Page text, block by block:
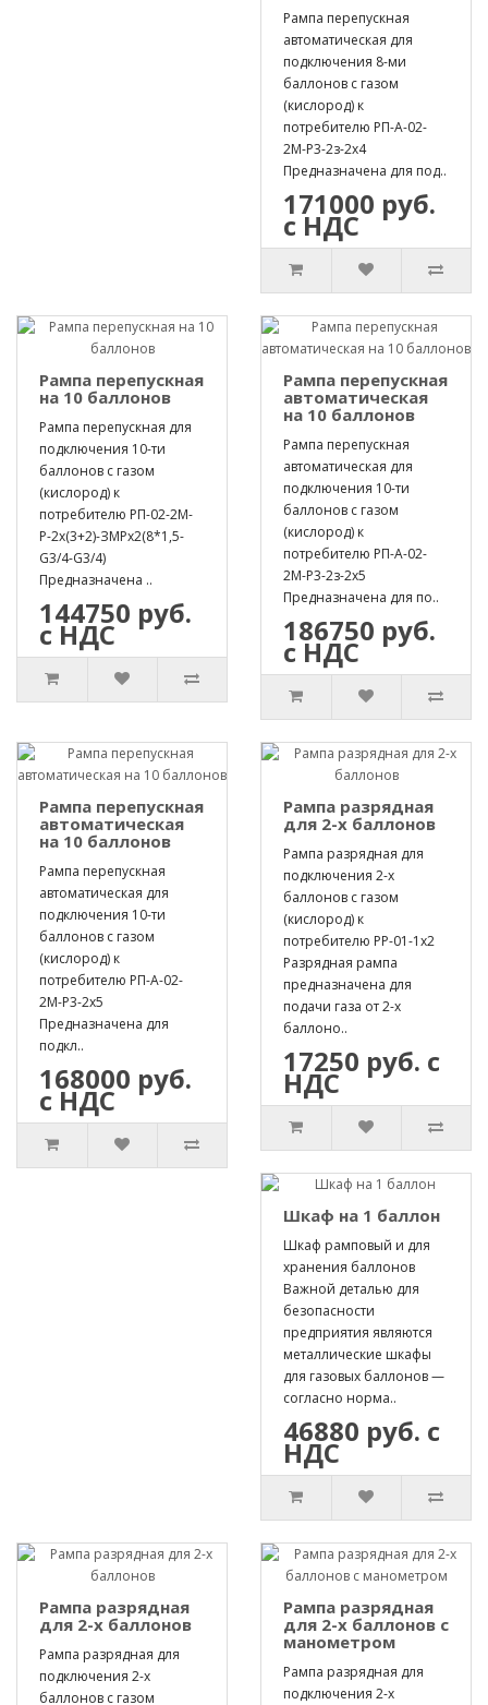
Рампа перепускная
автоматическая для
подключения 8-ми
баллонов с газом
(кислород) к
потребителю РП-А-02-
2М-Р3-2з-2х4
Предназначена для под..
171000 руб.
с НДС
Рампа перепускная
на 10 баллонов
Рампа перепускная для
подключения 10-ти
баллонов с газом
(кислород) к
потребителю РП-02-2М-
Р-2х(3+2)-ЗМРх2(8*1,5-
G3/4-G3/4)
Предназначена ..
144750 руб.
с НДС
Рампа перепускная
автоматическая
на 10 баллонов
Рампа перепускная
автоматическая для
подключения 10-ти
баллонов с газом
(кислород) к
потребителю РП-А-02-
2М-Р3-2з-2х5
Предназначена для по..
186750 руб.
с НДС
Рампа перепускная
автоматическая
на 10 баллонов
Рампа перепускная
автоматическая для
подключения 10-ти
баллонов с газом
(кислород) к
потребителю РП-А-02-
2М-Р3-2х5
Предназначена для
подкл..
168000 руб.
с НДС
Рампа разрядная
для 2-х баллонов
Рампа разрядная для
подключения 2-х
баллонов с газом
(кислород) к
потребителю РР-01-1х2
Разрядная рампа
предназначена для
подачи газа от 2-х
баллоно..
17250 руб. с
НДС
Шкаф на 1 баллон
Шкаф рамповый и для
хранения баллонов
Важной деталью для
безопасности
предприятия являются
металлические шкафы
для газовых баллонов —
согласно норма..
46880 руб. с
НДС
Рампа разрядная
для 2-х баллонов
Рампа разрядная для
подключения 2-х
баллонов с газом
Рампа разрядная
для 2-х баллонов с
манометром
Рампа разрядная для
подключения 2-х